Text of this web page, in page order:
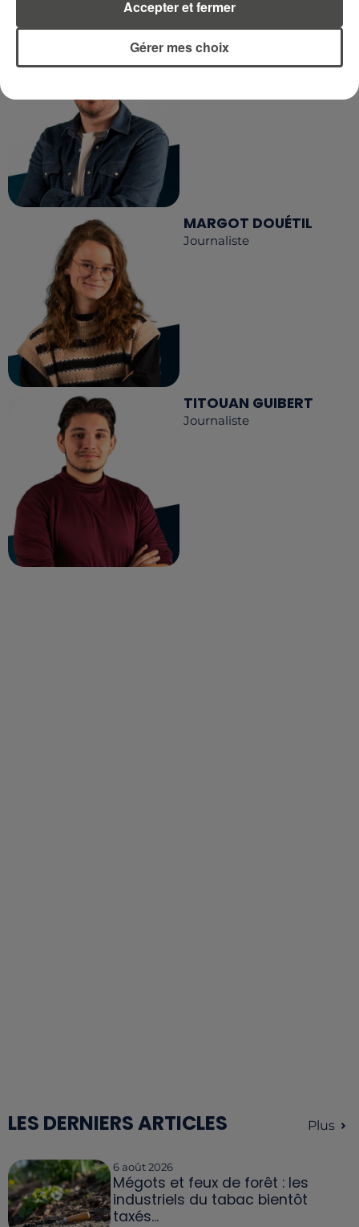
DIMITRI COUTAND
MARGOT DOUÉTIL
Journaliste
TITOUAN GUIBERT
Journaliste
LES DERNIERS ARTICLES Plus
6 août 2026
Mégots et feux de forêt : les
industriels du tabac bientôt
taxés...
Gérer mes choix
Accepter et fermer